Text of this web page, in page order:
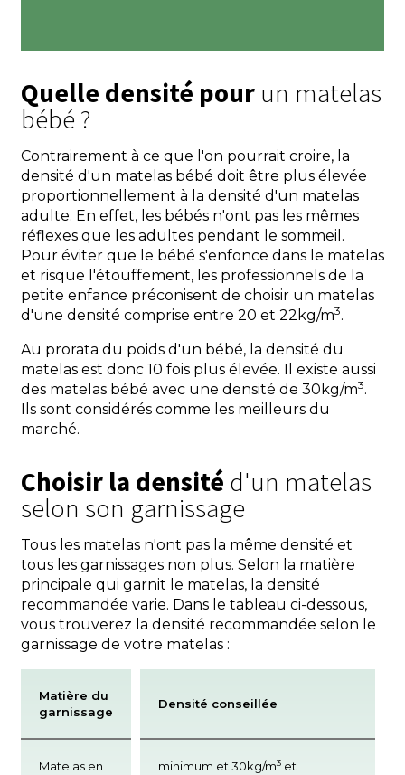
Quelle densité pour un matelas
bébé ?
Contrairement à ce que l'on pourrait croire, la
densité d'un matelas bébé doit être plus élevée
proportionnellement à la densité d'un matelas
adulte. En effet, les bébés n'ont pas les mêmes
réflexes que les adultes pendant le sommeil.
Pour éviter que le bébé s'enfonce dans le matelas
et risque l'étouffement, les professionnels de la
petite enfance préconisent de choisir un matelas
d'une densité comprise entre 20 et 22kg/m3.
Au prorata du poids d'un bébé, la densité du
matelas est donc 10 fois plus élevée. Il existe aussi
des matelas bébé avec une densité de 30kg/m3.
Ils sont considérés comme les meilleurs du
marché.
Choisir la densité d'un matelas
selon son garnissage
Tous les matelas n'ont pas la même densité et
tous les garnissages non plus. Selon la matière
principale qui garnit le matelas, la densité
recommandée varie. Dans le tableau ci-dessous,
vous trouverez la densité recommandée selon le
garnissage de votre matelas :
Matière du
garnissage
Densité conseillée
Matelas en minimum et 30kg/m3 et